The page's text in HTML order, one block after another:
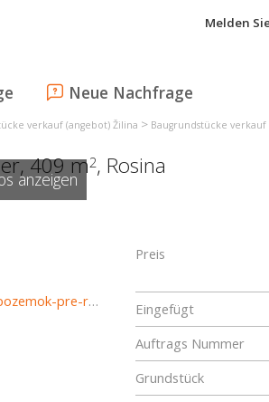
Melden
Neue Nachfrage
verkauf (angebot) Žilina > Baugrundstücke verkauf
409 m2, Rosina
anzeigen
https://www.reality-zilina.com/predaj-pozemky-pozemkov-novostavby/Stavebny-pozemok-pre-rodinny-dom--409-m2-Rosina-35237/?utm_source=areality&utm_medium=xml&utm_term=35237&utm_content=chalupa&utm_campaign=portaly
Preis
Eingefügt
Auftrags Nummer
Grundstück